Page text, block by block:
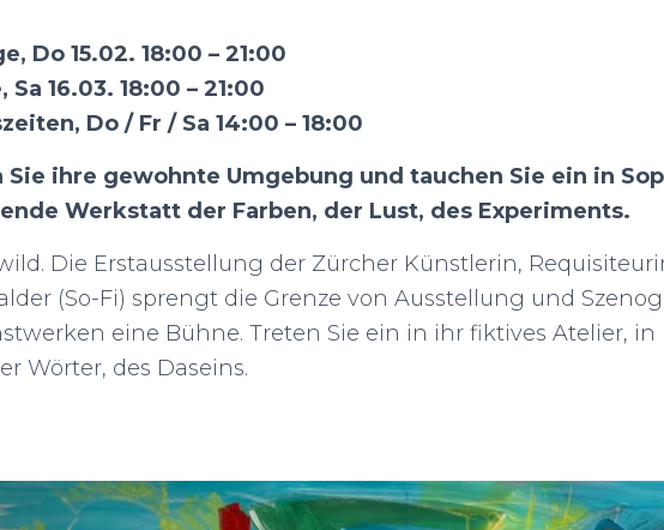
Do 15.02. 18:00 – 21:00
Sa 16.03. 18:00 – 21:00
Do / Fr / Sa 14:00 – 18:00
Sie ihre gewohnte Umgebung und tauchen Sie ein in
Werkstatt der Farben, der Lust, des Experiments.
Die Erstausstellung der Zürcher Künstlerin,
(So-Fi) sprengt die Grenze von Ausstellung und
eine Bühne. Treten Sie ein in ihr fiktives Atelier, in
Wörter, des Daseins.